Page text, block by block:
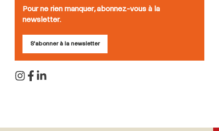
Pour ne rien manquer, abonnez-vous à la
newsletter.
S'abonner à la newsletter